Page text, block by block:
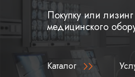
Покупку или лизинг
медицинского
Каталог